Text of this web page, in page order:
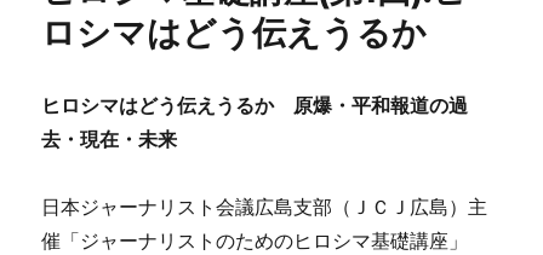
ロシマはどう伝えうるか
ヒロシマはどう伝えうるか 原爆・平和報道の過
去・現在・未来
日本ジャーナリスト会議広島支部（ＪＣＪ広島）主
催「ジャーナリストのためのヒロシマ基礎講座」